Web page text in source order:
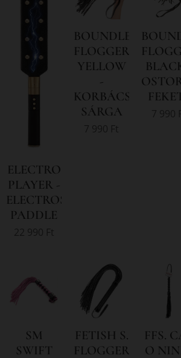
ELECTRO
PLAYER -
ELECTROSTIM
PADDLE
BOUNDLESS
FLOGGER
YELLOW
-
KORBÁCS/OSTOR
SÁRGA
SM
SWIFT
FETISH S.
FLOGGER
FFS.
O